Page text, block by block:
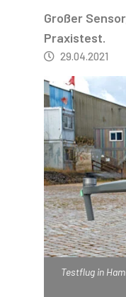
Großer
Praxistest.
29.04.2021
Testflug in